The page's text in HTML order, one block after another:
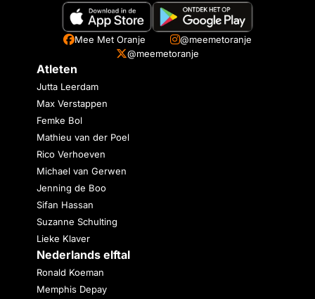
Mee Met Oranje
@meemetoranje
@meemetoranje
Atleten
Jutta Leerdam
Max Verstappen
Femke Bol
Mathieu van der Poel
Rico Verhoeven
Michael van Gerwen
Jenning de Boo
Sifan Hassan
Suzanne Schulting
Lieke Klaver
Nederlands elftal
Ronald Koeman
Memphis Depay